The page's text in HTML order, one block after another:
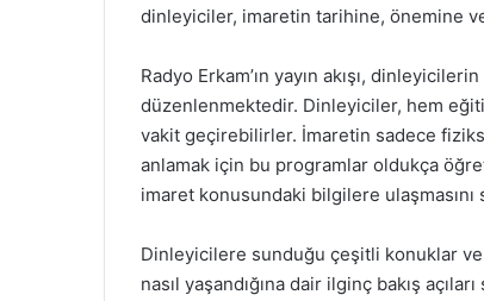
dinleyiciler, imaretin tarihine, önemine
Radyo Erkam’ın yayın akışı,
düzenlenmektedir. Dinleyiciler, hem
vakit geçirebilirler. İmaretin sadece
anlamak için bu programlar oldukça
imaret konusundaki bilgilere ulaşmasını
Dinleyicilere sunduğu çeşitli konuklar
nasıl yaşandığına dair ilginç bakış